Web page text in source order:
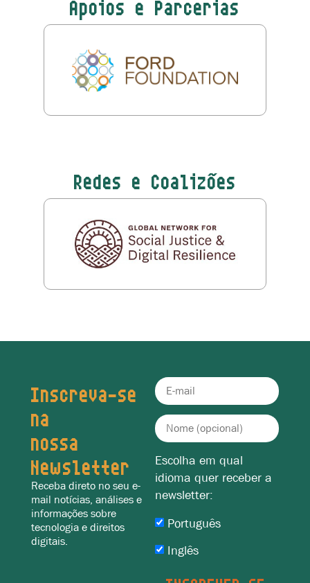
Apoios e Parcerias
Redes e Coalizões
Inscreva-se
na
nossa
Newsletter
Receba direto no seu e-
mail notícias, análises e
informações sobre
tecnologia e direitos
digitais.
Escolha em qual
idioma quer receber a
newsletter:
Português
Inglês